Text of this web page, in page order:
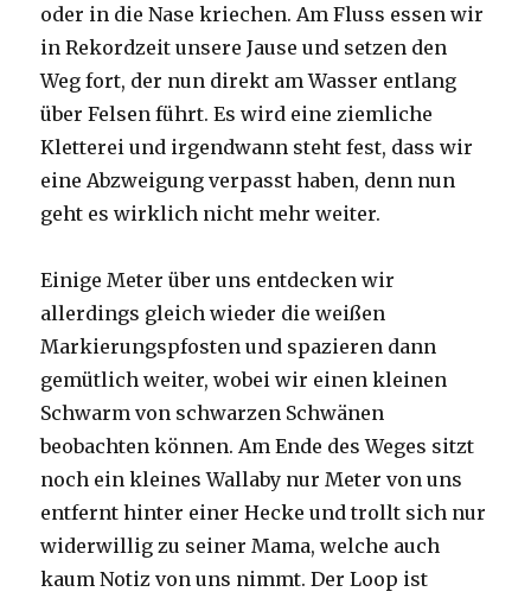
oder in die Nase kriechen. Am Fluss essen wir
in Rekordzeit unsere Jause und setzen den
Weg fort, der nun direkt am Wasser entlang
über Felsen führt. Es wird eine ziemliche
Kletterei und irgendwann steht fest, dass wir
eine Abzweigung verpasst haben, denn nun
geht es wirklich nicht mehr weiter.
Einige Meter über uns entdecken wir
allerdings gleich wieder die weißen
Markierungspfosten und spazieren dann
gemütlich weiter, wobei wir einen kleinen
Schwarm von schwarzen Schwänen
beobachten können. Am Ende des Weges sitzt
noch ein kleines Wallaby nur Meter von uns
entfernt hinter einer Hecke und trollt sich nur
widerwillig zu seiner Mama, welche auch
kaum Notiz von uns nimmt. Der Loop ist